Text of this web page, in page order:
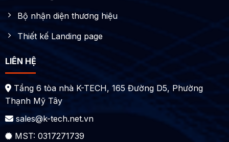
Bộ nhận diện thương hiệu
Thiết kế Landing page
LIÊN HỆ
Tầng 6 tòa nhà K-TECH, 165 Đường D5, Phường
Thạnh Mỹ Tây
sales@k-tech.net.vn
MST: 0317271739